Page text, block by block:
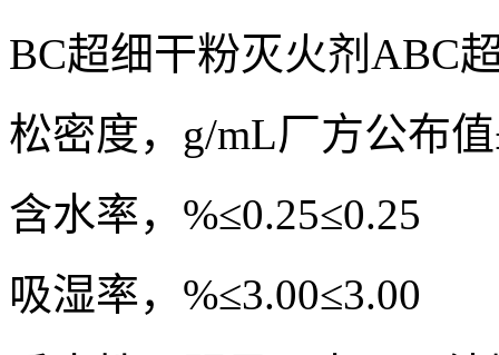
BC超细干粉灭火剂 ABC
松密度，g/mL厂方公布
含水率，%≤0.25≤0.25
吸湿率，%≤3.00≤3.00